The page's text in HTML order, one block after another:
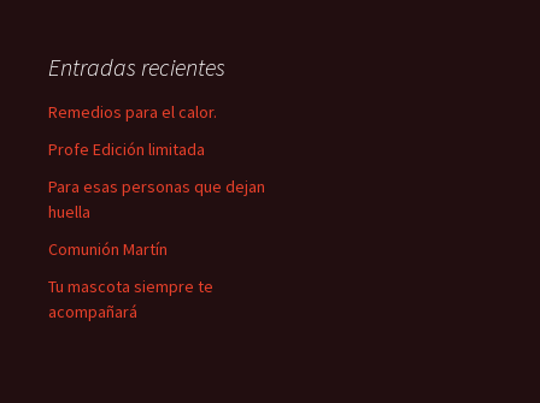
Entradas recientes
Remedios para el calor.
Profe Edición limitada
Para esas personas que dejan
huella
Comunión Martín
Tu mascota siempre te
acompañará